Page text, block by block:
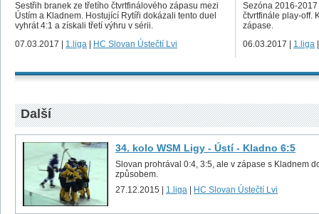
Sestřih branek ze třetího čtvrtfinálového zápasu mezi
Ústím a Kladnem. Hostující Rytíři dokázali tento duel
vyhrát 4:1 a získali třetí výhru v sérii.
07.03.2017 | 1.liga HC Slovan Ústečtí Lvi
Sezóna 2016-
čtvrtfinále play-off.
zápase.
06.03.2017 | 1.liga
Další
34. kolo WSM Ligy - Ústí - Kladno 6:5
Slovan prohrával 0:4, 3:5, ale v zápase s Kladnem
způsobem.
27.12.2015 | 1.liga HC Slovan Ústečtí Lvi